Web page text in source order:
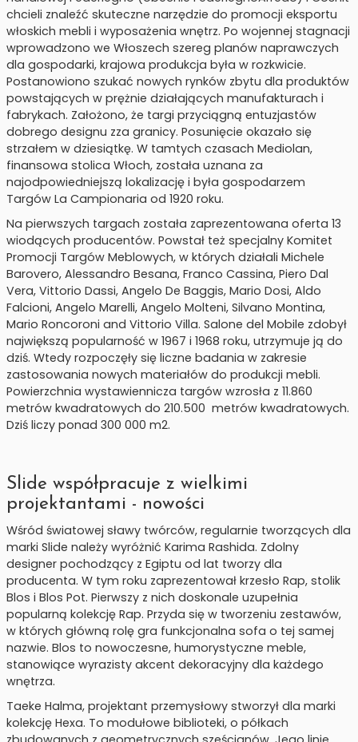
chcieli znaleźć skuteczne narzędzie do promocji eksportu
włoskich mebli i wyposażenia wnętrz. Po wojennej stagnacji
wprowadzono we Włoszech szereg planów naprawczych
dla gospodarki, krajowa produkcja była w rozkwicie.
Postanowiono szukać nowych rynków zbytu dla produktów
powstających w prężnie działających manufakturach i
fabrykach. Założono, że targi przyciągną entuzjastów
dobrego designu zza granicy. Posunięcie okazało się
strzałem w dziesiątkę. W tamtych czasach Mediolan,
finansowa stolica Włoch, została uznana za
najodpowiedniejszą lokalizację i była gospodarzem
Targów La Campionaria od 1920 roku.
Na pierwszych targach została zaprezentowana oferta 13
wiodących producentów. Powstał też specjalny Komitet
Promocji Targów Meblowych, w których działali Michele
Barovero, Alessandro Besana, Franco Cassina, Piero Dal
Vera, Vittorio Dassi, Angelo De Baggis, Mario Dosi, Aldo
Falcioni, Angelo Marelli, Angelo Molteni, Silvano Montina,
Mario Roncoroni and Vittorio Villa. Salone del Mobile zdobył
największą popularność w 1967 i 1968 roku, utrzymuje ją do
dziś. Wtedy rozpoczęły się liczne badania w zakresie
zastosowania nowych materiałów do produkcji mebli.
Powierzchnia wystawiennicza targów wzrosła z 11.860
metrów kwadratowych do 210.500 metrów kwadratowych.
Dziś liczy ponad 300 000 m2.
Slide współpracuje z wielkimi
projektantami - nowości
Wśród światowej sławy twórców, regularnie tworzących dla
marki Slide należy wyróżnić Karima Rashida. Zdolny
designer pochodzący z Egiptu od lat tworzy dla
producenta. W tym roku zaprezentował krzesło Rap, stolik
Blos i Blos Pot. Pierwszy z nich doskonale uzupełnia
popularną kolekcję Rap. Przyda się w tworzeniu zestawów,
w których główną rolę gra funkcjonalna sofa o tej samej
nazwie. Blos to nowoczesne, humorystyczne meble,
stanowiące wyrazisty akcent dekoracyjny dla każdego
wnętrza.
Taeke Halma, projektant przemysłowy stworzył dla marki
kolekcję Hexa. To modułowe biblioteki, o półkach